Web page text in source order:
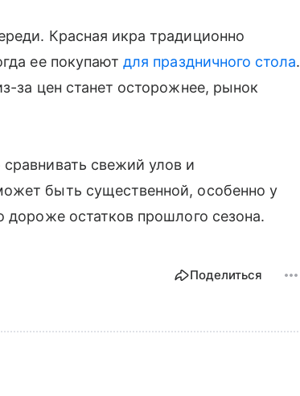
Красная икра традиционно
ее покупаютдля праздничного стола.
за цен станет осторожнее, рынок
свежий улов и
быть существенной, особенно у
остатков прошлого сезона.
Поделиться